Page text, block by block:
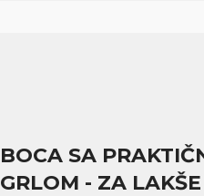
BOCA SA
GRLOM - ZA